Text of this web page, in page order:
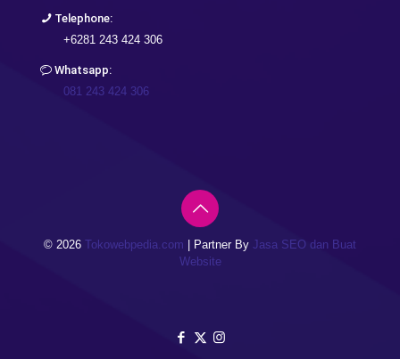
Telephone:
+6281 243 424 306
Whatsapp:
081 243 424 306
© 2026 Tokowebpedia.com | Partner By Jasa SEO dan Buat
Website